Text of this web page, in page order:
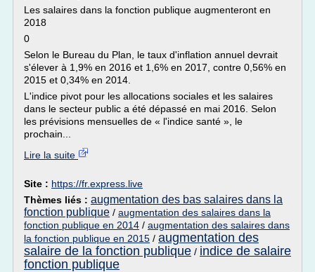
Les salaires dans la fonction publique augmenteront en
2018
0
Selon le Bureau du Plan, le taux d'inflation annuel devrait
s'élever à 1,9% en 2016 et 1,6% en 2017, contre 0,56% en
2015 et 0,34% en 2014.
L'indice pivot pour les allocations sociales et les salaires
dans le secteur public a été dépassé en mai 2016. Selon
les prévisions mensuelles de « l'indice santé », le
prochain...
Lire la suite
Site : https://fr.express.live
Thèmes liés : augmentation des bas salaires dans la
fonction publique / augmentation des salaires dans la
fonction publique en 2014 / augmentation des salaires dans
la fonction publique en 2015 / augmentation des
salaire de la fonction publique / indice de salaire
fonction publique